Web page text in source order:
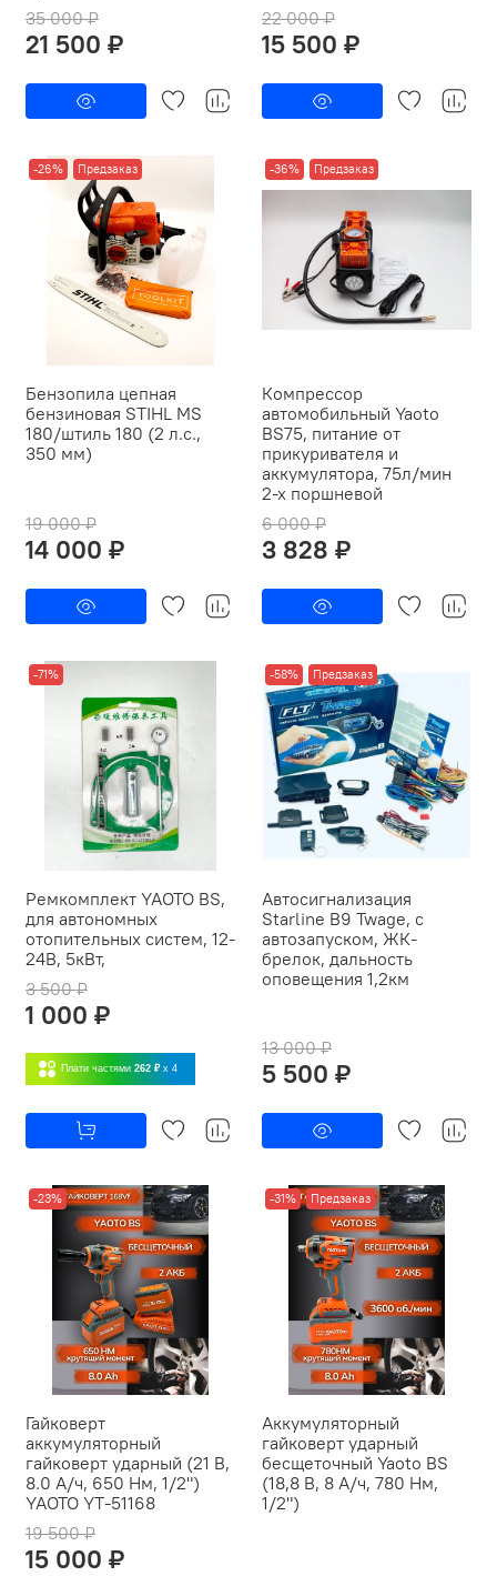
35 000 ₽
21 500 ₽
22 000 ₽
15 500 ₽
-26% Предзаказ
Бензопила цепная
бензиновая STIHL MS
180/штиль 180 (2 л.с.,
350 мм)
19 000 ₽
14 000 ₽
-36% Предзаказ
Компрессор
автомобильный Yaoto
BS75, питание от
прикуривателя и
аккумулятора, 75л/мин
2-х поршневой
6 000 ₽
3 828 ₽
-71%
Ремкомплект YAOTO BS,
для автономных
отопительных систем, 12-
24В, 5кВт,
3 500 ₽
1 000 ₽
Плати частями 262 ₽ x 4
-58% Предзаказ
Автосигнализация
Starline B9 Twage, с
автозапуском, ЖК-
брелок, дальность
оповещения 1,2км
13 000 ₽
5 500 ₽
-23%
Гайковерт
аккумуляторный
гайковерт ударный (21 В,
8.0 А/ч, 650 Нм, 1/2")
YAOTO YT-51168
19 500 ₽
15 000 ₽
-31% Предзаказ
Аккумуляторный
гайковерт ударный
бесщеточный Yaoto BS
(18,8 В, 8 А/ч, 780 Нм,
1/2")